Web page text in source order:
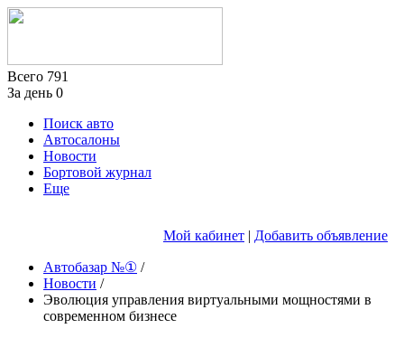
Всего 791
За день 0
Поиск авто
Автосалоны
Новости
Бортовой журнал
Еще
Мой кабинет | Добавить объявление
Автобазар №① /
Новости /
Эволюция управления виртуальными мощностями в
современном бизнесе